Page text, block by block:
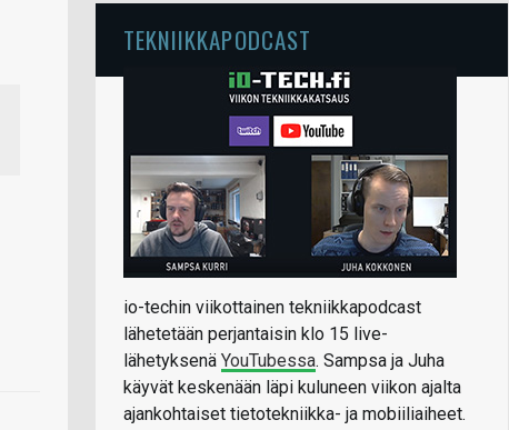
TEKNIIKKAPODCAST
io-techin viikottainen tekniikkapodcast
lähetetään perjantaisin klo 15 live-
lähetyksenä YouTubessa. Sampsa ja Juha
käyvät keskenään läpi kuluneen viikon ajalta
ajankohtaiset tietotekniikka- ja mobiiliaiheet.